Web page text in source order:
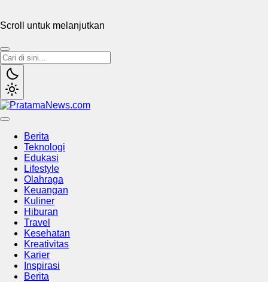
Scroll untuk melanjutkan
Berita
Teknologi
Edukasi
Lifestyle
Olahraga
Keuangan
Kuliner
Hiburan
Travel
Kesehatan
Kreativitas
Karier
Inspirasi
Berita